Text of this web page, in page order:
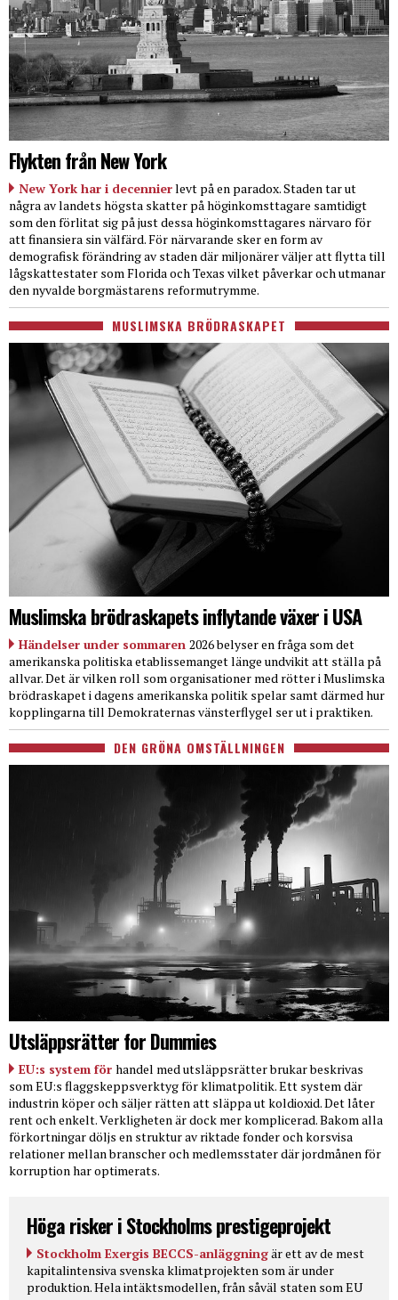
Flykten från New York
New York har i decennierlevt på en paradox. Staden tar ut
några av landets högsta skatter på höginkomsttagare samtidigt
som den förlitat sig på just dessa höginkomsttagares närvaro för
att finansiera sin välfärd. För närvarande sker en form av
demografisk förändring av staden där miljonärer väljer att flytta till
lågskattestater som Florida och Texas vilket påverkar och utmanar
den nyvalde borgmästarens reformutrymme.
MUSLIMSKA BRÖDRASKAPET
Muslimska brödraskapets inflytande växer i USA
Händelser under sommaren 2026 belyser en fråga som det
amerikanska politiska etablissemanget länge undvikit att ställa på
allvar. Det är vilken roll som organisationer med rötter i Muslimska
brödraskapet i dagens amerikanska politik spelar samt därmed hur
kopplingarna till Demokraternas vänsterflygel ser ut i praktiken.
DEN GRÖNA OMSTÄLLNINGEN
Utsläppsrätter for Dummies
EU:s system för handel med utsläppsrätter brukar beskrivas
som EU:s flaggskeppsverktyg för klimatpolitik. Ett system där
industrin köper och säljer rätten att släppa ut koldioxid. Det låter
rent och enkelt. Verkligheten är dock mer komplicerad. Bakom alla
förkortningar döljs en struktur av riktade fonder och korsvisa
relationer mellan branscher och medlemsstater där jordmånen för
korruption har optimerats.
Höga risker i Stockholms prestigeprojekt
Stockholm Exergis BECCS-anläggningär ett av de mest
kapitalintensiva svenska klimatprojekten som är under
produktion. Hela intäktsmodellen, från såväl staten som EU